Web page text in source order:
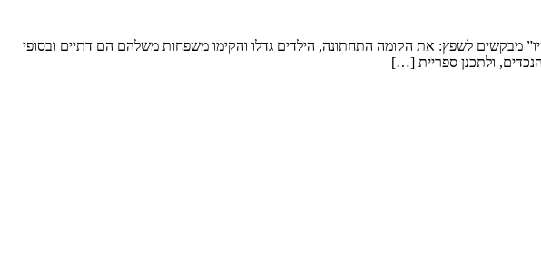
זוג שמארח את 4 הילדים ובני משפחותיהם כל סופ”ש. שטח הדירה: כ- 250 מ”ר וחצר “פטיו” מבקשים לשפץ: את הקומה התחתונה, הילדים גדלו והקימו משפחות משלהם הם דתיים ובסופי
ולתכנן ספריית […]